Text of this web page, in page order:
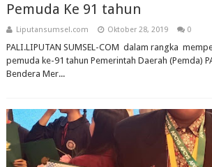
Pemuda Ke 91 tahun
Liputansumsel.com Oktober 28, 2019 0
PALI.LIPUTAN SUMSEL-COM dalam rangka
pemuda ke-91 tahun Pemerintah Daerah (Pemda)
Bendera Mer...